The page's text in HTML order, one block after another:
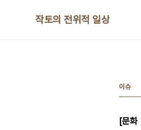
작토의 전위적 일상
이슈
[문화